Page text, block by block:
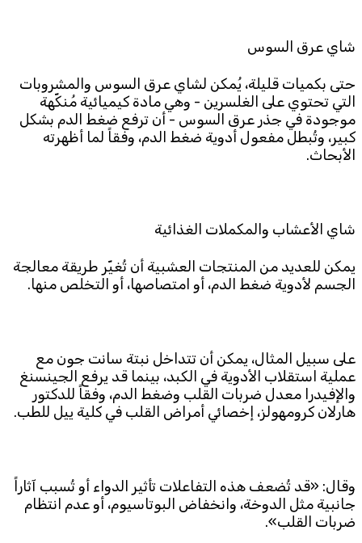
شاي عرق السوس
حتى بكميات قليلة، يُمكن لشاي عرق السوس والمشروبات
التي تحتوي على الغلسرين - وهي مادة كيميائية مُنكّهة
موجودة في جذر عرق السوس - أن ترفع ضغط الدم بشكل
كبير، وتُبطل مفعول أدوية ضغط الدم، وفقاً لما أظهرته
الأبحاث.
شاي الأعشاب والمكملات الغذائية
يمكن للعديد من المنتجات العشبية أن تُغيّر طريقة معالجة
الجسم لأدوية ضغط الدم، أو امتصاصها، أو التخلص منها.
على سبيل المثال، يمكن أن تتداخل نبتة سانت جون مع
عملية استقلاب الأدوية في الكبد، بينما قد يرفع الجينسنغ
والإفيدرا معدل ضربات القلب وضغط الدم، وفقاً للدكتور
هارلان كرومهولز، إخصائي أمراض القلب في كلية ييل للطب.
وقال: «قد تُضعف هذه التفاعلات تأثير الدواء أو تُسبب آثاراً
جانبية مثل الدوخة، وانخفاض البوتاسيوم، أو عدم انتظام
ضربات القلب».